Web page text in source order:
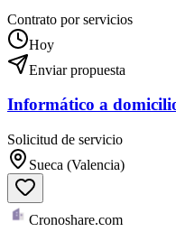
Contrato por servicios
Hoy
Enviar propuesta
Informático a
Solicitud de servicio
Sueca (Valencia)
Cronoshare.com